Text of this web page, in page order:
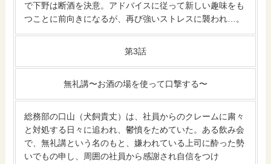
で下野は断酒を決意。アドバイスに従って新しい趣味をも
つことに前向きになるが、再び強いストレスに襲われ…。
第3話
無礼講〜お酒の場を使って口撃する〜
総務部の口山（犬飼貴丈）は、社員からのクレームに粛々
と対処する日々に追われ、鬱憤をためていた。ある飲み会
で、無礼講という名のもと、嫌われている上司に酔った勢
いでもの申し、周囲の社員から感謝され自信をつけ